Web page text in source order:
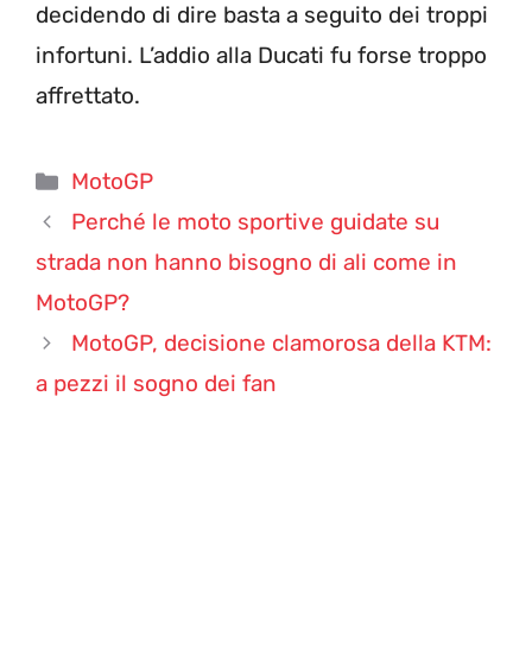
decidendo di dire basta a seguito dei troppi
infortuni. L’addio alla Ducati fu forse troppo
affrettato.
Categorie
MotoGP
Perché le moto sportive guidate su
strada non hanno bisogno di ali come in
MotoGP?
MotoGP, decisione clamorosa della KTM:
a pezzi il sogno dei fan